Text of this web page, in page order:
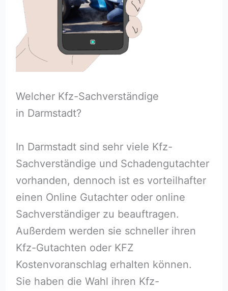
Welcher Kfz-Sachverständige
in Darmstadt?
In Darmstadt sind sehr viele Kfz-
Sachverständige und Schadengutachter
vorhanden, dennoch ist es vorteilhafter
einen Online Gutachter oder online
Sachverständiger zu beauftragen.
Außerdem werden sie schneller ihren
Kfz-Gutachten oder KFZ
Kostenvoranschlag erhalten können.
Sie haben die Wahl ihren Kfz-